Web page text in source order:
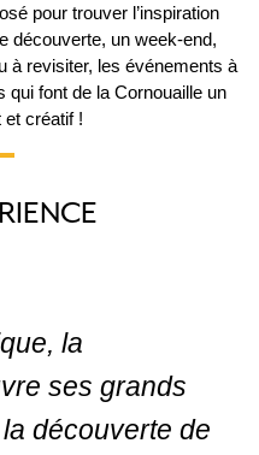
pour trouver l’inspiration
découverte, un week-end,
à revisiter, les événements à
font de la Cornouaille un
créatif !
la
ses grands
découverte de